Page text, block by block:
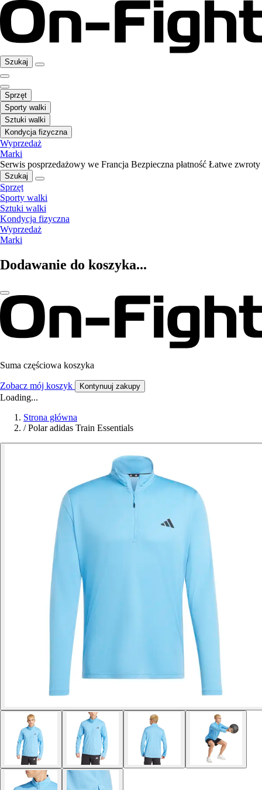
Szukaj
Sprzęt
Sporty walki
Sztuki walki
Kondycja fizyczna
Wyprzedaż
Marki
Serwis posprzedażowy we Francja Bezpieczna płatność Łatwe zwroty
Szukaj
Sprzęt
Sporty walki
Sztuki walki
Kondycja fizyczna
Wyprzedaż
Marki
Dodawanie do koszyka...
Suma częściowa koszyka
Zobacz mój koszyk Kontynuuj zakupy
Loading...
Strona główna
/ Polar adidas Train Essentials